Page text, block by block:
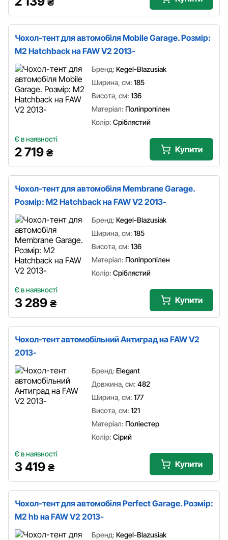
Чохол-тент для автомобіля Mobile Garage. Розмір:
M2 Hatchback на FAW V2 2013-
Бренд: Kegel-Blazusiak
Ширина, см: 185
Висота, см: 136
Матеріал: Поліпропілен
Колір: Сріблястий
Є в наявності
2 719 ₴ Купити
Чохол-тент для автомобіля Membrane Garage.
Розмір: M2 Hatchback на FAW V2 2013-
Бренд: Kegel-Blazusiak
Ширина, см: 185
Висота, см: 136
Матеріал: Поліпропілен
Колір: Сріблястий
Є в наявності
3 289 ₴ Купити
Чохол-тент автомобільний Антиград на FAW V2
2013-
Бренд: Elegant
Довжина, см: 482
Ширина, см: 177
Висота, см: 121
Матеріал: Поліестер
Колір: Сірий
Є в наявності
3 419 ₴ Купити
Чохол-тент для автомобіля Perfect Garage. Розмір:
M2 hb на FAW V2 2013-
Бренд: Kegel-Blazusiak